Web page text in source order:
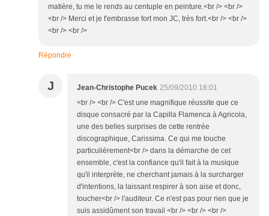
matière, tu me le rends au centuple en peinture.<br /> <br />
<br /> Merci et je t'embrasse fort mon JC, très fort.<br /> <br />
<br /> <br />
Répondre
J Jean-Christophe Pucek 25/09/2010 18:01
<br /> <br /> C'est une magnifique réussite que ce
disque consacré par la Capilla Flamenca à Agricola,
une des belles surprises de cette rentrée
discographique, Carissima. Ce qui me touche
particulièrement<br /> dans la démarche de cet
ensemble, c'est la confiance qu'il fait à la musique
qu'il interprète, ne cherchant jamais à la surcharger
d'intentions, la laissant respirer à son aise et donc,
toucher<br /> l'auditeur. Ce n'est pas pour rien que je
suis assidûment son travail <br /> <br /> <br />